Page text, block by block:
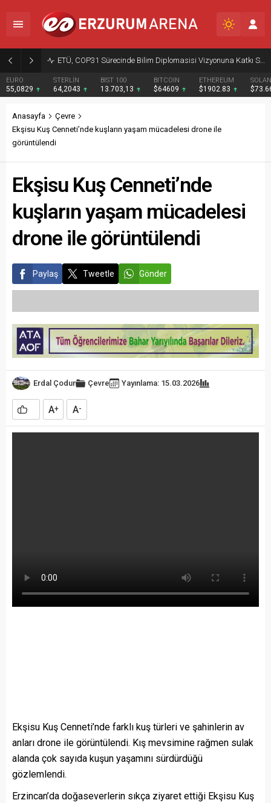
ETÜ, COP31 Sürecinde Bilim Diplomasisi Vizyonuna Katkı Sunacak
EURO
55,0829
STERLİN
64,2043
BIST 100
13.703,13
BITCOIN
$64609
ETHEREUM
$1902.83
Anasayfa
Çevre
Ekşisu Kuş Cenneti’nde kuşların yaşam mücadelesi drone ile
görüntülendi
Ekşisu Kuş Cenneti’nde
kuşların yaşam mücadelesi
drone ile görüntülendi
Paylaş Tweetle Gönder
Erdal Çodur Çevre Yayınlama: 15.03.2026
A+ A-
Ekşisu Kuş Cenneti’nde farklı kuş türleri ve şahinlerin av
anları drone ile görüntülendi. Kış mevsimine rağmen sulak
alanda çok sayıda kuşun yaşamını sürdürdüğü
gözlemlendi.
Erzincan’da doğaseverlerin sıkça ziyaret ettiği Ekşisu Kuş